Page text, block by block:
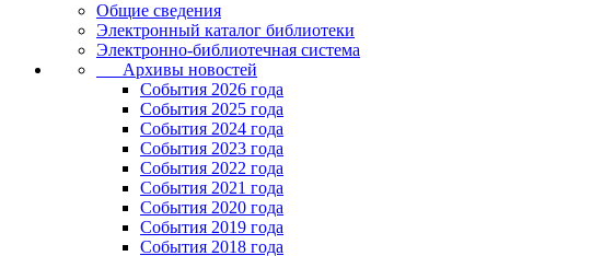
Общие сведения
Электронный каталог библиотеки
Электронно-библиотечная система
Архивы новостей
Cобытия 2026 года
События 2025 года
События 2024 года
События 2023 года
Cобытия 2022 года
Cобытия 2021 года
События 2020 года
События 2019 года
События 2018 года